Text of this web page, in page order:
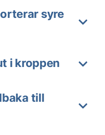
syre
i kroppen
till